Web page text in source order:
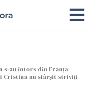
s-au întors din Franța
Cristina au sfârșit striviţi